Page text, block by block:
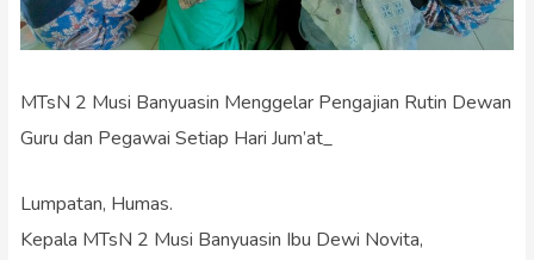
MTsN 2 Musi Banyuasin Menggelar Pengajian Rutin Dewan
Guru dan Pegawai Setiap Hari Jum’at_
Lumpatan, Humas.
Kepala MTsN 2 Musi Banyuasin Ibu Dewi Novita,